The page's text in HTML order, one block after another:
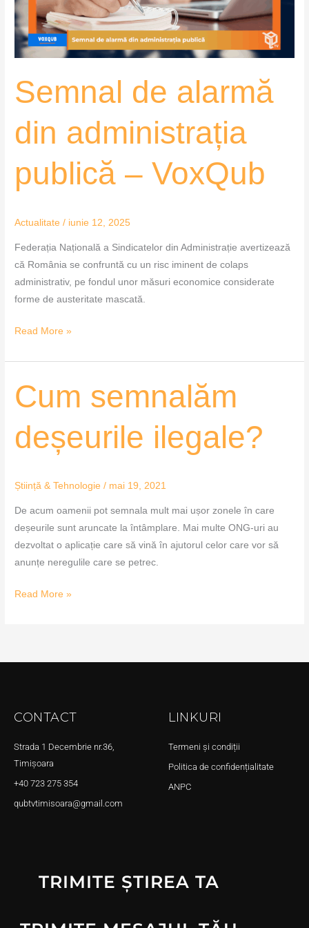
Semnal de alarmă
din administrația
publică – VoxQub
Actualitate / iunie 12, 2025
Federația Națională a Sindicatelor din Administrație avertizează
că România se confruntă cu un risc iminent de colaps
administrativ, pe fondul unor măsuri economice considerate
forme de austeritate mascată.
–
VoxQub
Read More »
Cum semnalăm
deșeurile ilegale?
Știință & Tehnologie / mai 19, 2021
De acum oamenii pot semnala mult mai ușor zonele în care
deșeurile sunt aruncate la întâmplare. Mai multe ONG-uri au
dezvoltat o aplicație care să vină în ajutorul celor care vor să
anunțe neregulile care se petrec.
Cum
semnalăm
ilegale?
Read More »
CONTACT
Strada 1 Decembrie nr.36,
Timișoara
+40 723 275 354
qubtvtimisoara@gmail.com
LINKURI
Termeni și condiții
Politica de confidențialitate
ANPC
TRIMITE ȘTIREA TA